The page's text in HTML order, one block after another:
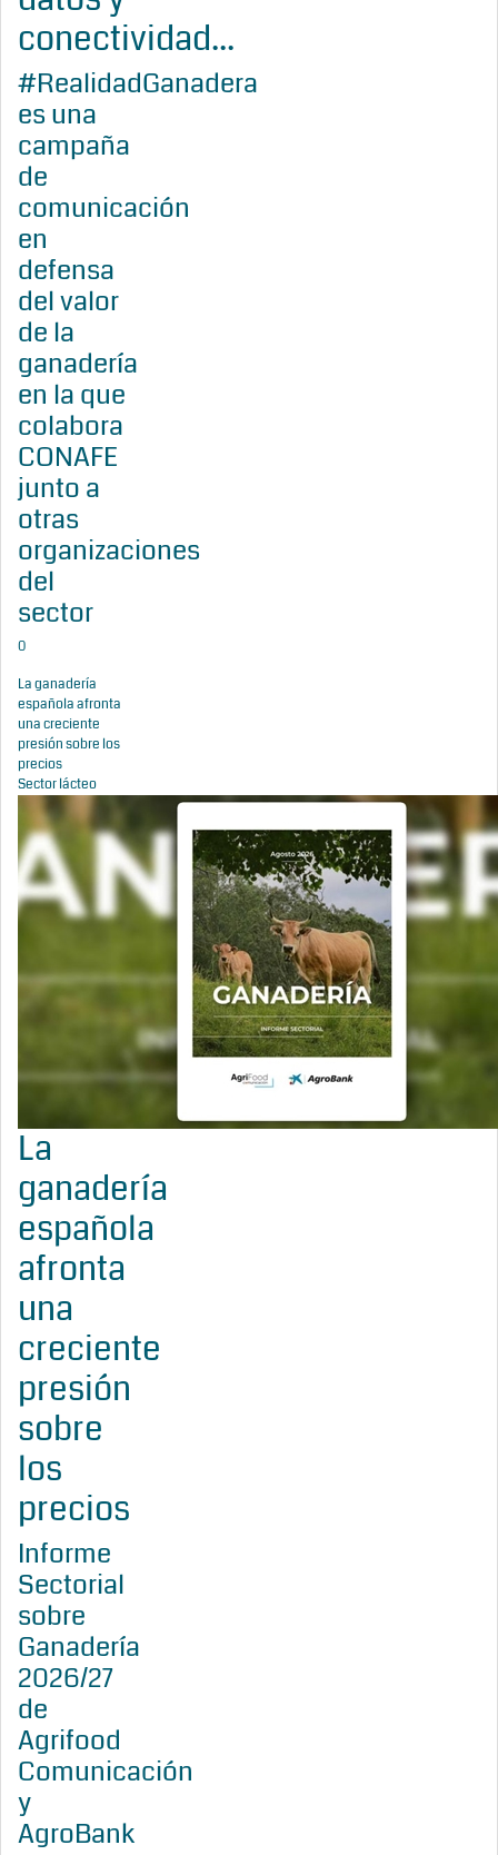
conectividad...
#RealidadGanadera
es una
campaña
de
comunicación
en
defensa
del valor
de la
ganadería
en la que
colabora
CONAFE
junto a
otras
organizaciones
del
sector
0
La ganadería
española afronta
una creciente
presión sobre los
precios
Sector lácteo
La
ganadería
española
afronta
una
creciente
presión
sobre
los
precios
Informe
Sectorial
sobre
Ganadería
2026/27
de
Agrifood
Comunicación
y
AgroBank